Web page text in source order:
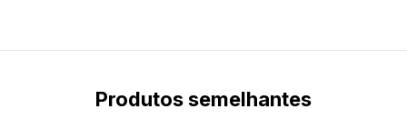
Produtos semelhantes